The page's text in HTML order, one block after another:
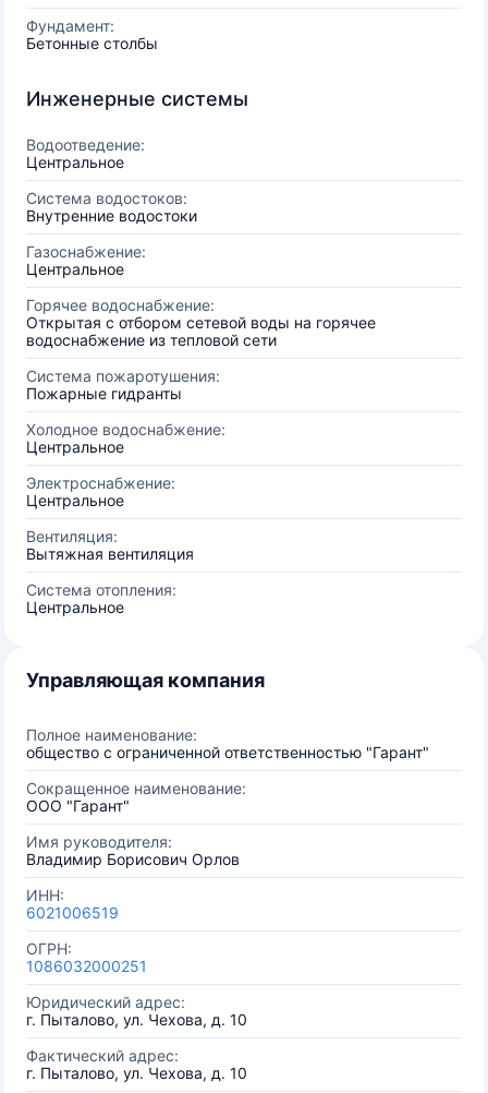
Фундамент:
Бетонные столбы
Инженерные системы
Водоотведение:
Центральное
Система водостоков:
Внутренние водостоки
Газоснабжение:
Центральное
Горячее водоснабжение:
Открытая с отбором сетевой воды на горячее
водоснабжение из тепловой сети
Система пожаротушения:
Пожарные гидранты
Холодное водоснабжение:
Центральное
Электроснабжение:
Центральное
Вентиляция:
Вытяжная вентиляция
Система отопления:
Центральное
Управляющая компания
Полное наименование:
общество с ограниченной ответственностью "Гарант"
Сокращенное наименование:
ООО "Гарант"
Имя руководителя:
Владимир Борисович Орлов
ИНН:
6021006519
ОГРН:
1086032000251
Юридический адрес:
г. Пыталово, ул. Чехова, д. 10
Фактический адрес:
г. Пыталово, ул. Чехова, д. 10